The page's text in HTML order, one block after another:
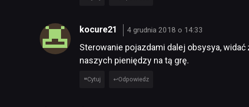
kocure21 4 grudnia 2018 o 14:33
Sterowanie pojazdami dalej obsysya,
naszych pieniędzy na tą grę.
Cytuj Odpowiedz